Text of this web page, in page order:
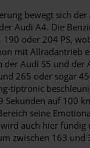
bewegt sich
Audi A4. Die
oder 204 PS,
mit Allradantrieb
der Audi S5 und der
265 oder sogar
tiptronic
Sekunden auf 100
seine
auch hier fündig
zwischen 163 und